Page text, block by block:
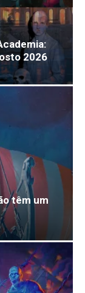
2026
têm um